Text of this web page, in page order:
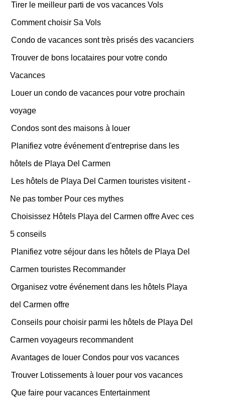
Tirer le meilleur parti de vos vacances Vols
Comment choisir Sa Vols
Condo de vacances sont très prisés des vacanciers
Trouver de bons locataires pour votre condo
Vacances
Louer un condo de vacances pour votre prochain
voyage
Condos sont des maisons à louer
Planifiez votre événement d'entreprise dans les
hôtels de Playa Del Carmen
Les hôtels de Playa Del Carmen touristes visitent -
Ne pas tomber Pour ces mythes
Choisissez Hôtels Playa del Carmen offre Avec ces
5 conseils
Planifiez votre séjour dans les hôtels de Playa Del
Carmen touristes Recommander
Organisez votre événement dans les hôtels Playa
del Carmen offre
Conseils pour choisir parmi les hôtels de Playa Del
Carmen voyageurs recommandent
Avantages de louer Condos pour vos vacances
Trouver Lotissements à louer pour vos vacances
Que faire pour vacances Entertainment